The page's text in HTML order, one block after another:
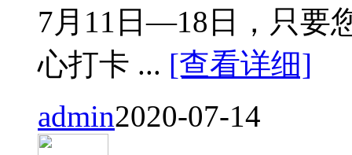
7月11日—18日，只要
心打卡 ... [查看详细]
admin2020-07-14